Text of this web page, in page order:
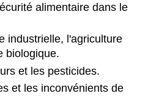
alimentaire dans le
industrielle, l'agriculture
biologique.
et les pesticides.
et les inconvénients de